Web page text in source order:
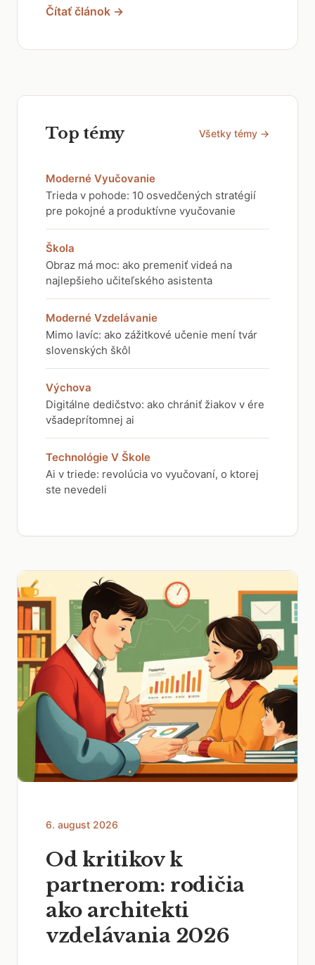
Čítať článok →
Top témy Všetky témy →
Moderné Vyučovanie
Trieda v pohode: 10 osvedčených stratégií
pre pokojné a produktívne vyučovanie
Škola
Obraz má moc: ako premeniť videá na
najlepšieho učiteľského asistenta
Moderné Vzdelávanie
Mimo lavíc: ako zážitkové učenie mení tvár
slovenských škôl
Výchova
Digitálne dedičstvo: ako chrániť žiakov v ére
všadeprítomnej ai
Technológie V Škole
Ai v triede: revolúcia vo vyučovaní, o ktorej
ste nevedeli
6. august 2026
Od kritikov k
partnerom: rodičia
ako architekti
vzdelávania 2026